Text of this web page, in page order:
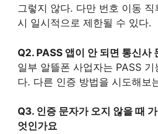
그렇지 않다. 다만 번호 이동 직
시 일시적으로 제한될 수 있다.
Q2. PASS 앱이 안 되면 통신사
일부 알뜰폰 사업자는 PASS
다. 다른 인증 방법을 시도해보
Q3. 인증 문자가 오지 않을 때
엇인가요